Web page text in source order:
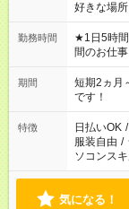
好きな場所
勤務時間
★1日5時
間のお仕
家庭の都
※週最低15
期間
短期2ヵ月
です！
特徴 日払いOK /
服装自由 /
ソコンス
気になる！